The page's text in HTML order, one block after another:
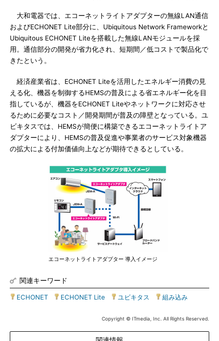
大和電器では、エコーネットライトアダプターの無線LAN通信
およびECHONET Lite部分に、Ubiquitous Network Frameworkと
Ubiquitous ECHONET Liteを搭載した無線LANモジュールを採
用。通信部分の開発が省力化され、短期間／低コストで製品化で
きたという。
経済産業省は、ECHONET Liteを活用したエネルギー消費の見
える化、機器を制御するHEMSの普及による省エネルギー化を目
指しているが、機器をECHONET Liteやネットワークに対応させ
るために必要なコスト／開発期間が普及の障壁となっている。ユ
ビキタスでは、HEMSが簡便に構築できるエコーネットライトア
ダプターにより、HEMSの普及促進や事業者のサービス対象機器
の拡大による付加価値向上などが期待できるとしている。
エコーネットライトアダプター 導入イメージ
関連キーワード
ECHONET ECHONET Lite ユビキタス 組み込み
Copyright © ITmedia, Inc. All Rights Reserved.